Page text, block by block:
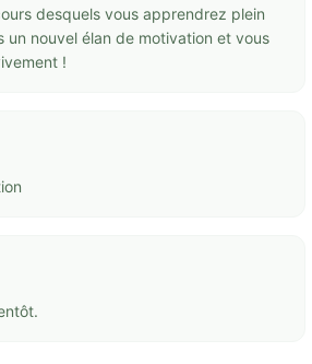
desquels vous apprendrez plein
nouvel élan de motivation et vous
!